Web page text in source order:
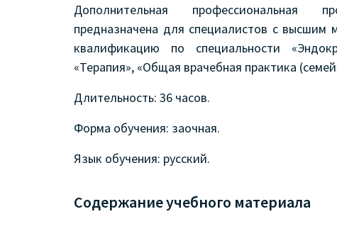
Дополнительная профессиональная
предназначена для специалистов с
квалификацию по специальности
«Терапия», «Общая врачебная практика
Длительность: 36 часов.
Форма обучения: заочная.
Язык обучения: русский.
Содержание учебного материала